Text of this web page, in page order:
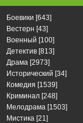
Боевики [643]
Вестерн [43]
Военный [100]
Детектив [813]
Драма [2973]
Исторический [34]
Комедия [1539]
Криминал [248]
Мелодрама [1503]
Мистика [21]